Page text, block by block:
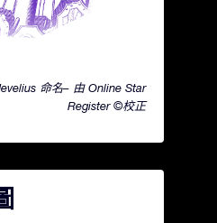
命名– 由 Online Star
Register ©校正